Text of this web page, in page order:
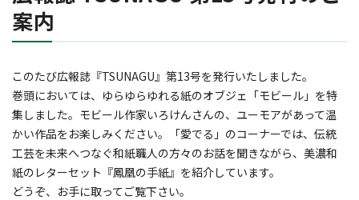
案内
このたび広報誌『TSUNAGU』第13号を発行いたしました。
巻頭においては、ゆらゆらゆれる紙のオブジェ「モビール」を特
集しました。モビール作家いろけんさんの、ユーモアがあって温
かい作品をお楽しみください。「愛でる」のコーナーでは、伝統
工芸を未来へつなぐ和紙職人の方々のお話を聞きながら、美濃和
紙のレターセット『鳳凰の手紙』を紹介しています。
どうぞ、お手に取ってご覧下さい。